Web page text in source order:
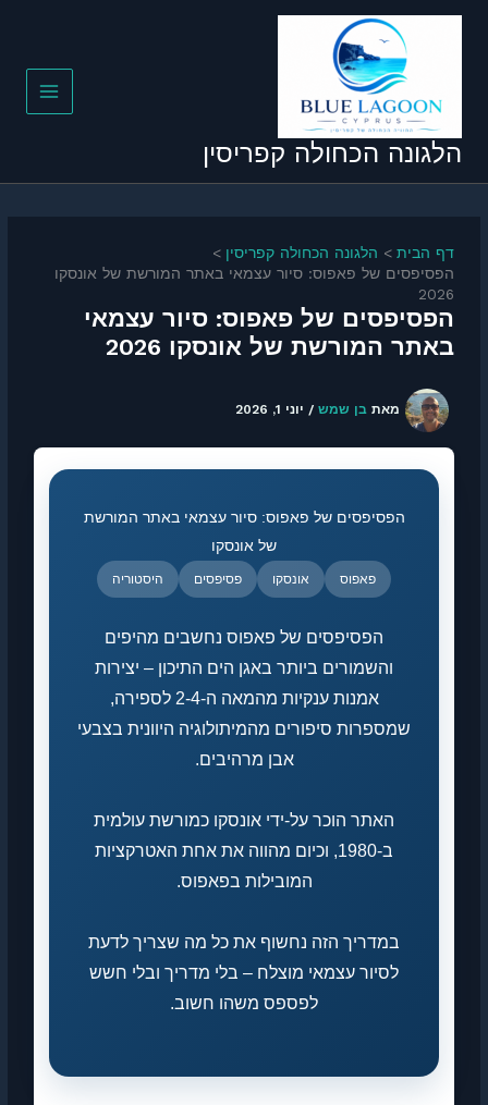
הכחולה קפריסין
דף הבית
הלגונה הכחולה קפריסין
הפסיפסים של פאפוס: סיור עצמאי באתר המורשת של אונסקו
2026
הפסיפסים של פאפוס: סיור עצמאי
באתר המורשת של אונסקו 2026
מאתבן שמש/יוני 1, 2026
הפסיפסים של פאפוס: סיור עצמאי באתר המורשת
של אונסקו
פאפוס אונסקו פסיפסים היסטוריה
הפסיפסים של פאפוס נחשבים מהיפים
והשמורים ביותר באגן הים התיכון – יצירות
אמנות ענקיות מהמאה ה-2-4 לספירה,
שמספרות סיפורים מהמיתולוגיה היוונית בצבעי
אבן מרהיבים.
האתר הוכר על-ידי אונסקו כמורשת עולמית
ב-1980, וכיום מהווה את אחת האטרקציות
המובילות בפאפוס.
במדריך הזה נחשוף את כל מה שצריך לדעת
לסיור עצמאי מוצלח – בלי מדריך ובלי חשש
לפספס משהו חשוב.